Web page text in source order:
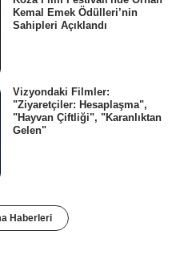
Kemal Emek Ödülleri’nin
Sahipleri Açıklandı
Vizyondaki Filmler:
"Ziyaretçiler: Hesaplaşma",
"Hayvan Çiftliği", "Karanlıktan
Gelen"
Haberleri